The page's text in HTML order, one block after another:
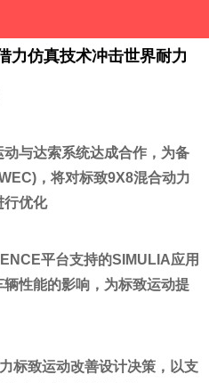
力仿真技术冲击世界耐力
与达索系统达成合作，为备
，将对标致9X8混合动力
行优化
平台支持的SIMULIA应用
辆性能的影响，为标致运动提
标致运动改善设计决策，以支